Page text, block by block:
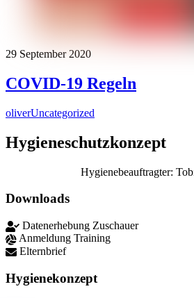
29 September 2020
COVID-19 Regeln
oliverUncategorized
Hygieneschutzkonzept
Hygienebeauftragter:
Downloads
Datenerhebung Zuschauer
Anmeldung Training
Elternbrief
Hygienekonzept